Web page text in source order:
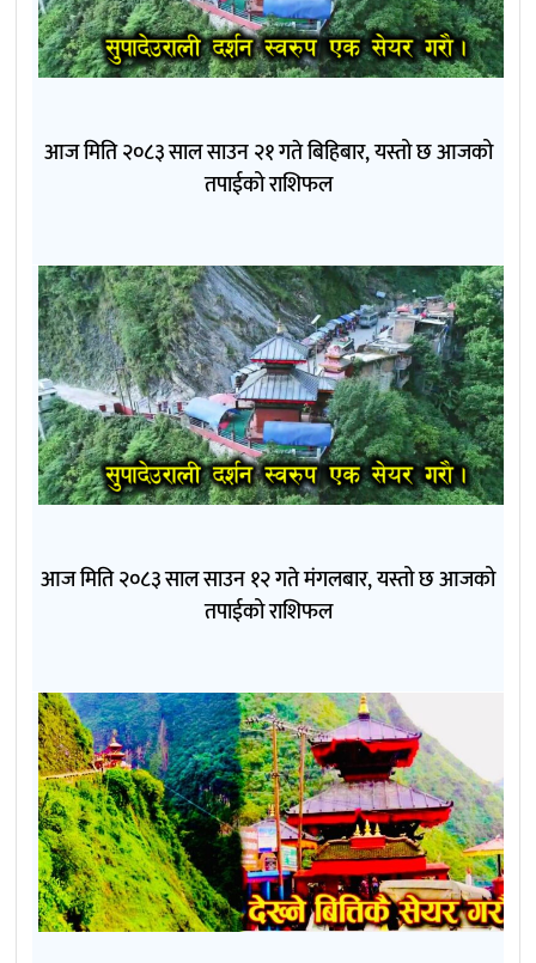
आज मिति २०८३ साल साउन २१ गते बिहिबार, यस्तो छ आजको
तपाईको राशिफल
आज मिति २०८३ साल साउन १२ गते मंगलबार, यस्तो छ आजको
तपाईको राशिफल